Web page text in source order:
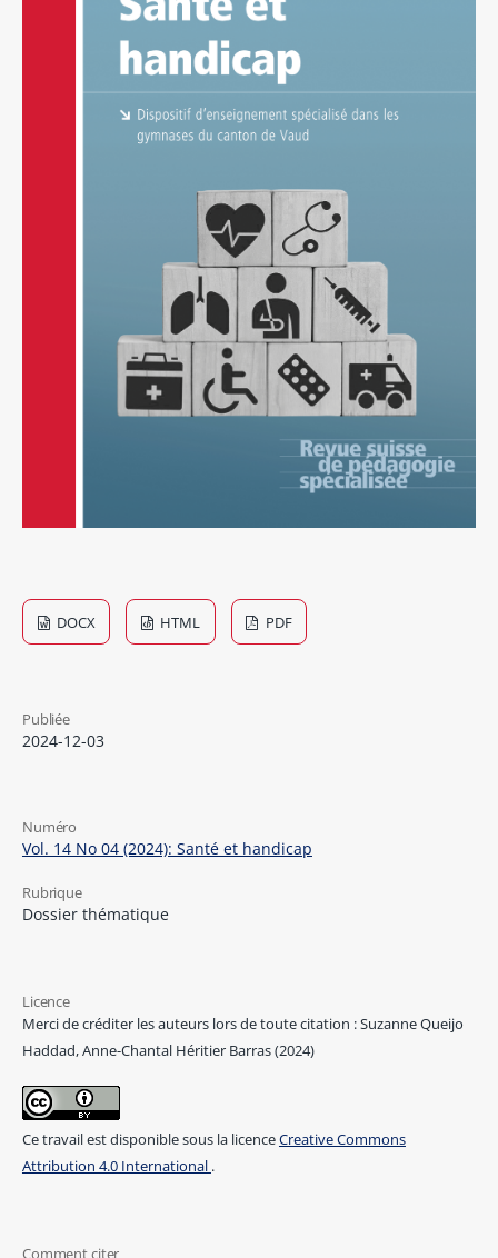
DOCX HTML PDF
Publiée
2024-12-03
Numéro
Vol. 14 No 04 (2024): Santé et handicap
Rubrique
Dossier thématique
Licence
Merci de créditer les auteurs lors de toute citation : Suzanne Queijo
Haddad, Anne-Chantal Héritier Barras (2024)
Ce travail est disponible sous la licenceCreative Commons
Attribution 4.0 International .
Comment citer